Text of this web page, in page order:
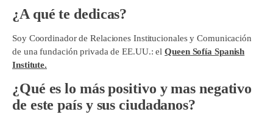
¿A qué te dedicas?
Soy Coordinador de Relaciones Institucionales y Comunicación
de una fundación privada de EE.UU.: elQueen Sofía Spanish
Institute.
¿Qué es lo más positivo y mas negativo
de este país y sus ciudadanos?